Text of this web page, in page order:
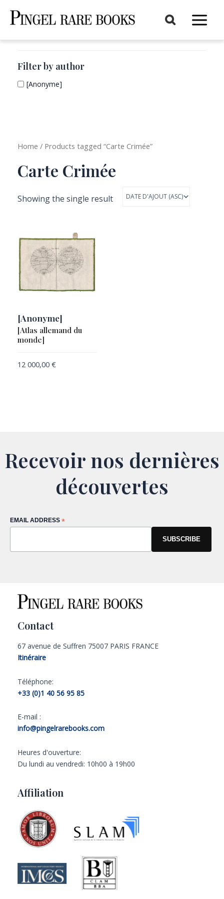
Main
Filter by author
[Anonyme]
Home / Products tagged “Carte Crimée”
Carte Crimée
Showing the single result
[Anonyme]
[Atlas allemand du
monde]
12 000,00 €
Recevoir nos dernières
découvertes
EMAIL ADDRESS *
Contact
67 avenue de Suffren 75007 PARIS FRANCE
Itinéraire
Téléphone:
+33 (0)1 40 56 95 85
E-mail :
info@pingelrarebooks.com
Heures d'ouverture:
Du lundi au vendredi: 10h00 à 19h00
Affiliation